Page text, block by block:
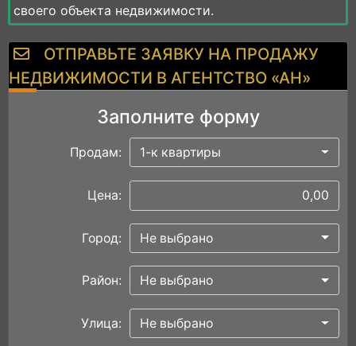
своего объекта недвижимости.
ОТПРАВЬТЕ ЗАЯВКУ НА ПРОДАЖУ
НЕДВИЖИМОСТИ В АГЕНТСТВО «АН»
Заполните форму
Продам: 1-к квартиры
Цена:
Город: Не выбрано
Район: Не выбрано
Улица: Не выбрано